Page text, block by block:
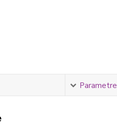
Parametre